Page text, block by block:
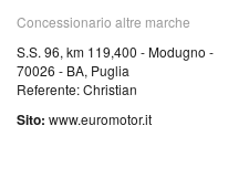
Concessionario altre marche
S.S. 96, km 119,400 - Modugno -
70026 - BA, Puglia
Referente: Christian
Sito: www.euromotor.it